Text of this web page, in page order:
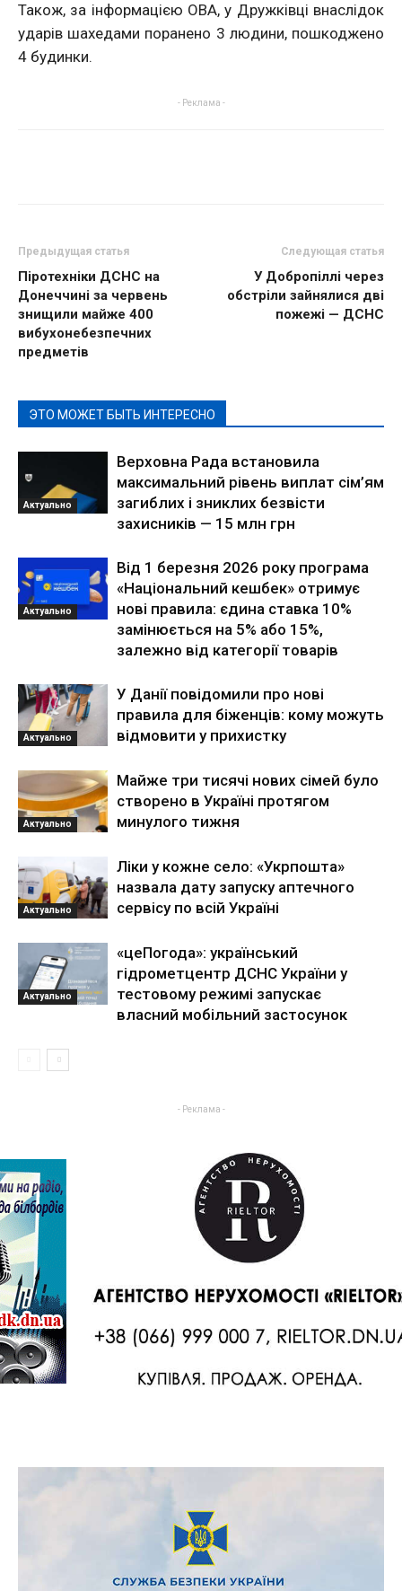
Також, за інформацією ОВА, у Дружківці внаслідок
ударів шахедами поранено 3 людини, пошкоджено
4 будинки.
- Реклама -
Предыдущая статья
Піротехніки ДСНС на
Донеччині за червень
знищили майже 400
вибухонебезпечних
предметів
Следующая статья
У Добропіллі через
обстріли зайнялися дві
пожежі — ДСНС
ЭТО МОЖЕТ БЫТЬ ИНТЕРЕСНО
Актуально
Верховна Рада встановила
максимальний рівень виплат сім’ям
загиблих і зниклих безвісти
захисників — 15 млн грн
Актуально
Від 1 березня 2026 року програма
«Національний кешбек» отримує
нові правила: єдина ставка 10%
замінюється на 5% або 15%,
залежно від категорії товарів
Актуально
У Данії повідомили про нові
правила для біженців: кому можуть
відмовити у прихистку
Актуально
Майже три тисячі нових сімей було
створено в Україні протягом
минулого тижня
Актуально
Ліки у кожне село: «Укрпошта»
назвала дату запуску аптечного
сервісу по всій Україні
Актуально
«цеПогода»: український
гідрометцентр ДСНС України у
тестовому режимі запускає
власний мобільний застосунок
- Реклама -